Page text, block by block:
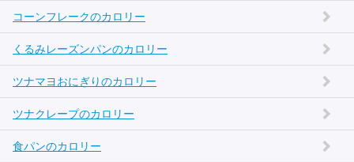
コーンフレークのカロリー
くるみレーズンパンのカロリー
ツナマヨおにぎりのカロリー
ツナクレープのカロリー
食パンのカロリー